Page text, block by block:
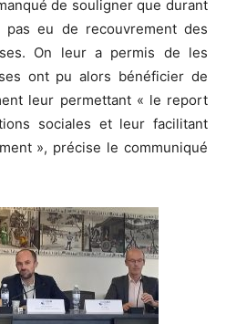
de souligner que durant
eu de recouvrement des
On leur a permis de les
ont pu alors bénéficier de
leur permettant « le report
sociales et leur facilitant
», précise le communiqué